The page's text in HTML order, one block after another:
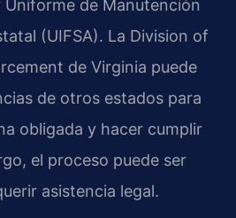
Uniforme de Manutención
(UIFSA). La Division of
de Virginia puede
de otros estados para
obligada y hacer cumplir
el proceso puede ser
asistencia legal.